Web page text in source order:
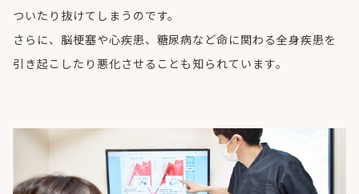
ついたり抜けてしまうのです。
さらに、脳梗塞や心疾患、糖尿病など命に関わる全身疾患を
引き起こしたり悪化させることも知られています。